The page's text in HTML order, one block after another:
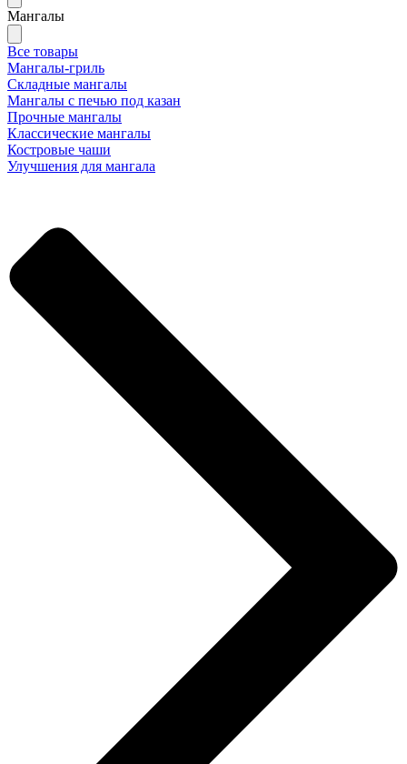
Мангалы
Все товары
Мангалы-гриль
Складные мангалы
Мангалы с печью под казан
Прочные мангалы
Классические мангалы
Костровые чаши
Улучшения для мангала